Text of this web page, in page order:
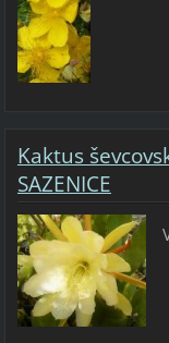
Kaktus
SAZENICE